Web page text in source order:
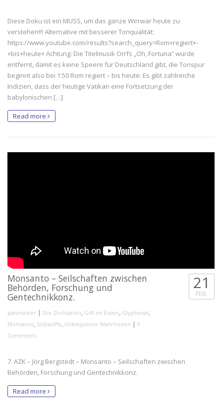
Diese Doku ist ein MUSS, um das ganze Wirrwar heute zu
verstehen!!! Alternative mit besserer Tonqualität:
https://www.youtube.com/results?search_query=Rom+regiert+-
+bis+heute+ Achtung: Die Titelmusik Orrfs „Oh, Fortuna“ wurde
entfernt, damit es keine Speere für Deutschland gibt, die Tonspur
beginnt also bei 1:50 Rom regiert – bis heute: Es gibt zahlreiche
Indizien, dass der heutige Vatikan eine Fortsetzung der
babylonischen […]
Read more
Monsanto – Seilschaften zwischen
Behörden, Forschung und
Gentechnikkonz.
panmaster | Die Zivilisation, Gift im Essen, Glyphosat,
Monsanto, Süßstoffe, Unbequeme Wahrheiten | 0
Comments
21
FEB.
7. AZK – Jörg Bergstedt – Monsanto – Seilschaften zwischen
Behörden, Forschung und Gentechnikkonz.
Read more